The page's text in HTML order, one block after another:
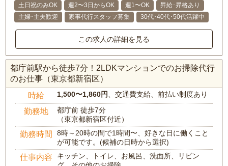
土日祝のみOK 週2〜3日からOK 週1〜OK
昇給･昇格あり
主婦･主夫歓迎
家事代行スタッフ募集 30代･40代･50代活躍中
この求人の詳細を見る
都庁前駅から徒歩7分！2LDKマンションでのお掃除代行
のお仕事（東京都新宿区）
時給 1,500〜1,860円 、交通費支給、前払い制度あり
勤務地
都庁前 徒歩7分
（東京都新宿区付近）
勤務時間
8時～20時の間で1時間〜、好きな日に働くこと
が可能です。(候補の日時から選択)
仕事内容
キッチン、トイレ、お風呂、洗面所、リビン